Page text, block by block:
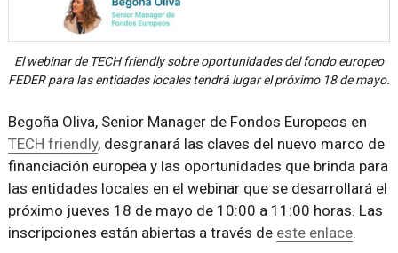
El webinar de TECH friendly sobre oportunidades del fondo europeo
FEDER para las entidades locales tendrá lugar el próximo 18 de mayo.
Begoña Oliva, Senior Manager de Fondos Europeos en
TECH friendly, desgranará las claves del nuevo marco de
financiación europea y las oportunidades que brinda para
las entidades locales en el webinar que se desarrollará el
próximo jueves 18 de mayo de 10:00 a 11:00 horas. Las
inscripciones están abiertas a través de este enlace.